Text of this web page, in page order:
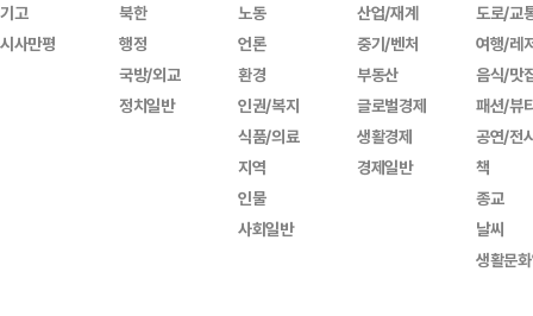
기고
시사만평
북한
행정
국방/외교
정치일반
노동
언론
환경
인권/복지
식품/의료
지역
인물
사회일반
산업/재계
중기/벤처
부동산
글로벌경제
생활경제
경제일반
도로/교
여행/레
음식/맛
패션/뷰
공연/전
책
종교
날씨
생활문